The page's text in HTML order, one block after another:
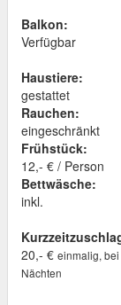
Balkon:
Verfügbar
Haustiere:
gestattet
Rauchen:
eingeschränkt
Frühstück:
12,- € / Person
Bettwäsche:
inkl.
20,- € einmalig,
Nächten